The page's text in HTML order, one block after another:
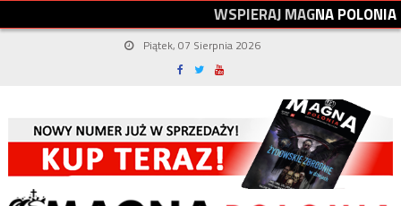
WSPIERAJMAGNAPOLONIA
Piątek, 07 Sierpnia 2026